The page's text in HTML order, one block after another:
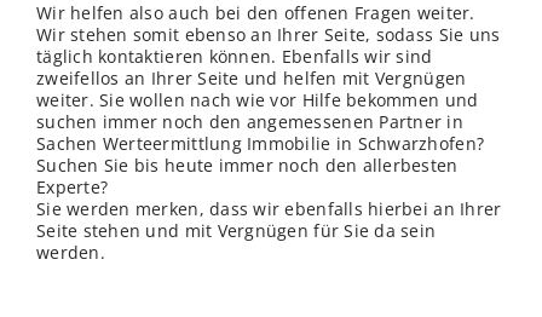
Wir helfen also auch bei den offenen Fragen weiter.
Wir stehen somit ebenso an Ihrer Seite, sodass Sie uns
täglich kontaktieren können. Ebenfalls wir sind
zweifellos an Ihrer Seite und helfen mit Vergnügen
weiter. Sie wollen nach wie vor Hilfe bekommen und
suchen immer noch den angemessenen Partner in
Sachen Werteermittlung Immobilie in Schwarzhofen?
Suchen Sie bis heute immer noch den allerbesten
Experte?
Sie werden merken, dass wir ebenfalls hierbei an Ihrer
Seite stehen und mit Vergnügen für Sie da sein
werden.